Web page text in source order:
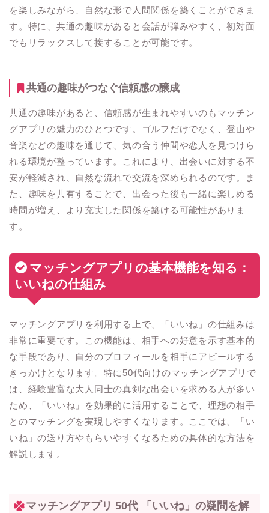
を楽しみながら、自然な形で人間関係を築くことができま
す。特に、共通の趣味があると会話が弾みやすく、初対面
でもリラックスして接することが可能です。
共通の趣味がつなぐ信頼感の醸成
共通の趣味があると、信頼感が生まれやすいのもマッチン
グアプリの魅力のひとつです。ゴルフだけでなく、登山や
音楽などの趣味を通じて、気の合う仲間や恋人を見つけら
れる環境が整っています。これにより、出会いに対する不
安が軽減され、自然な流れで交流を深められるのです。ま
た、趣味を共有することで、出会った後も一緒に楽しめる
時間が増え、より充実した関係を築ける可能性がありま
す。
マッチングアプリの基本機能を知る：
いいねの仕組み
マッチングアプリを利用する上で、「いいね」の仕組みは
非常に重要です。この機能は、相手への好意を示す基本的
な手段であり、自分のプロフィールを相手にアピールする
きっかけとなります。特に50代向けのマッチングアプリで
は、経験豊富な大人同士の真剣な出会いを求める人が多い
ため、「いいね」を効果的に活用することで、理想の相手
とのマッチングを実現しやすくなります。ここでは、「い
いね」の送り方やもらいやすくなるための具体的な方法を
解説します。
マッチングアプリ 50代 「いいね」の疑問を解